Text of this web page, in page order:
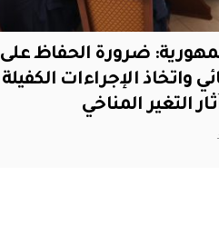
ضرورة الحفاظ على
واتخاذ الإجراءات الكفيلة
التغير المناخي